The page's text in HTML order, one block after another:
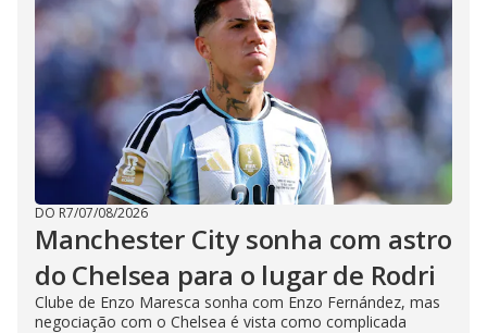
DO R7/07/08/2026
Manchester City sonha com astro
do Chelsea para o lugar de Rodri
Clube de Enzo Maresca sonha com Enzo Fernández, mas
negociação com o Chelsea é vista como complicada